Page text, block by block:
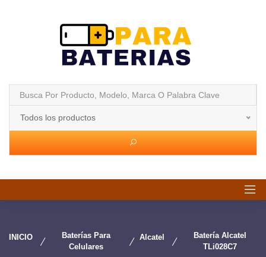
Todos los productos
INICIO
Baterías Para
Celulares
Alcatel
Batería Alcatel
TLi028C7